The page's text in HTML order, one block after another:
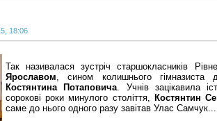
18:06
Так називалася зустріч старшокласників
Ярославом , сином колишнього гімназиста
Костянтина Потаповича . Учнів зацікавила
сорокові роки минулого століття,
Костянтин
саме до нього одного разу завітав Улас Самчук...